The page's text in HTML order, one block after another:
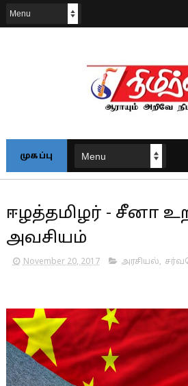
முகப்பு
ஈழத்தமிழர் - சீனா
அவசியம்
November 20, 2017 அரசியல்,